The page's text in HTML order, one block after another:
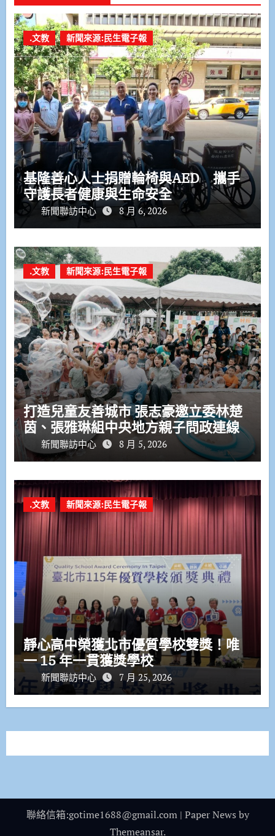
.文教 新聞來源:民生電子報
基隆善心人士捐贈輪椅與AED 攜手
守護長者健康與生命安全
新聞聯訪中心 8 月 6, 2026
.文教 新聞來源:民生電子報
打造兒童友善城市 張志豪邀立委林楚
茵、張雅琳組中央地方親子問政連線
新聞聯訪中心 8 月 5, 2026
.文教 新聞來源:民生電子報
靜心高中榮獲北市優質學校雙獎！唯
一 15 年一貫獲獎學校
新聞聯訪中心 7 月 25, 2026
聯絡信箱:gotime1688@gmail.com | Paper News by
Themeansar.